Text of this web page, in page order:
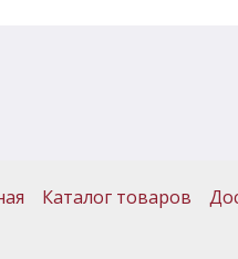
Каталог товаров